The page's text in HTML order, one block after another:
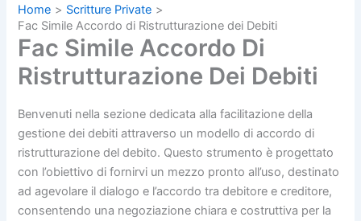
Home
Scritture Private
Fac Simile Accordo di Ristrutturazione dei Debiti
Fac Simile Accordo Di
Ristrutturazione Dei Debiti
Benvenuti nella sezione dedicata alla facilitazione della
gestione dei debiti attraverso un modello di accordo di
ristrutturazione del debito. Questo strumento è progettato
con l’obiettivo di fornirvi un mezzo pronto all’uso, destinato
ad agevolare il dialogo e l’accordo tra debitore e creditore,
consentendo una negoziazione chiara e costruttiva per la